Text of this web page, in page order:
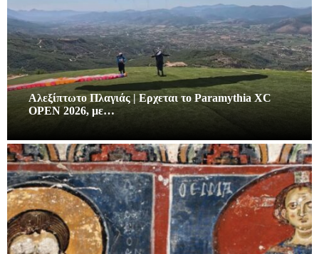
Αλεξίπτωτο Πλαγιάς | Ερχεται το Paramythia XC
OPEN 2026, με…